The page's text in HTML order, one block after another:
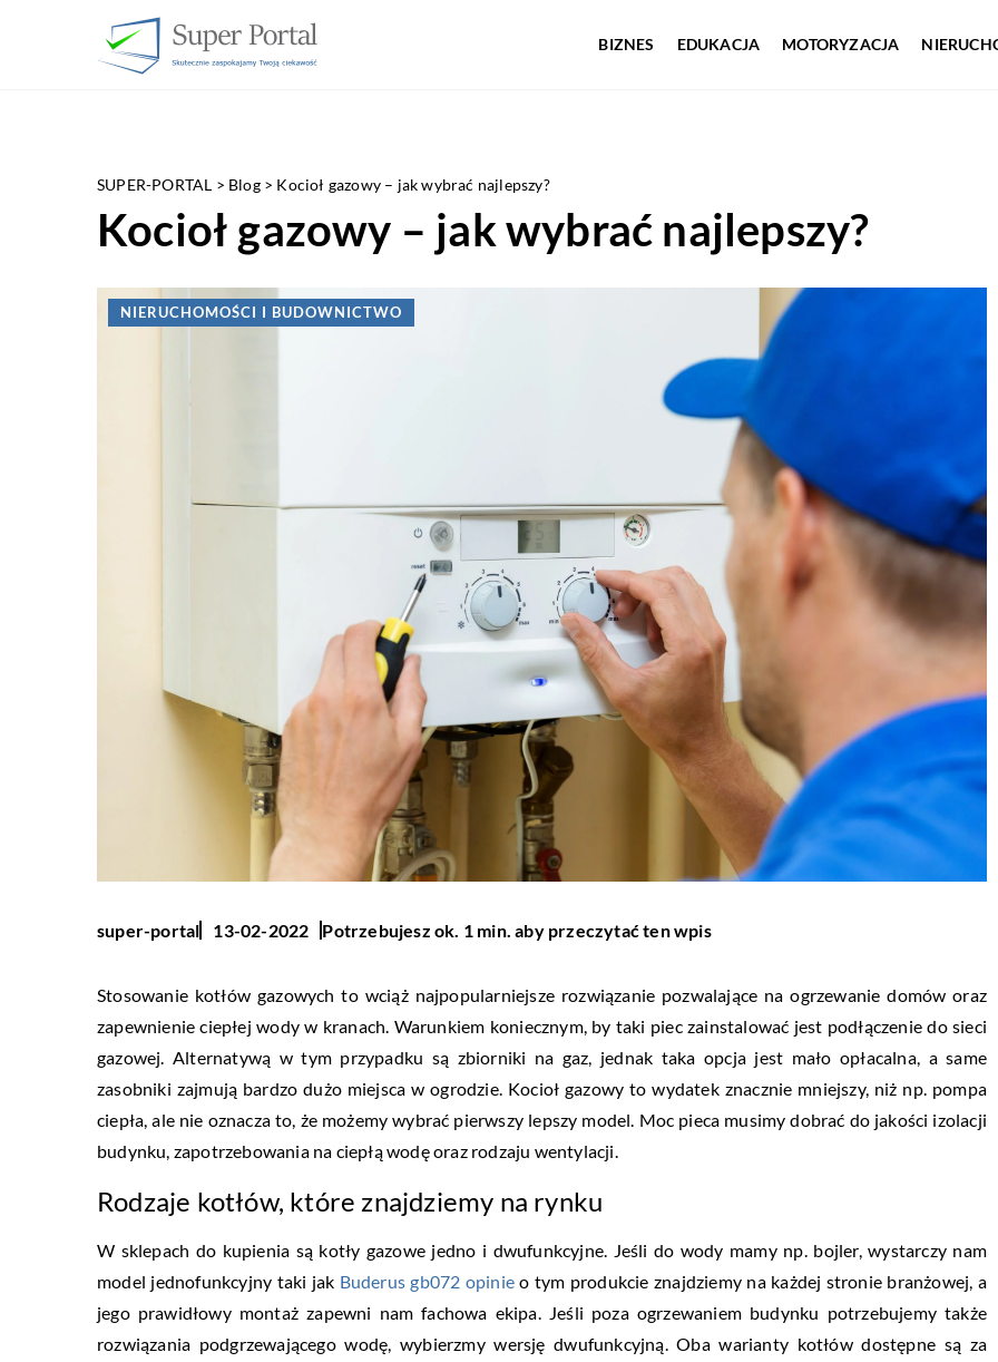
BIZNES EDUKACJA MOTORYZACJA
SUPER-PORTAL > Blog> Kocioł gazowy – jak wybrać najlepszy?
Kocioł gazowy – jak wybrać najlepszy?
NIERUCHOMOŚCI I BUDOWNICTWO
super-portal 13-02-2022 Potrzebujesz ok. 1 min. aby przeczytać ten wpis
Stosowanie kotłów gazowych to wciąż najpopularniejsze rozwiązanie pozwalające na ogrzewanie domów oraz
zapewnienie ciepłej wody w kranach. Warunkiem koniecznym, by taki piec zainstalować jest podłączenie do sieci
gazowej. Alternatywą w tym przypadku są zbiorniki na gaz, jednak taka opcja jest mało opłacalna, a same
zasobniki zajmują bardzo dużo miejsca w ogrodzie. Kocioł gazowy to wydatek znacznie mniejszy, niż np. pompa
ciepła, ale nie oznacza to, że możemy wybrać pierwszy lepszy model. Moc pieca musimy dobrać do jakości izolacji
budynku, zapotrzebowania na ciepłą wodę oraz rodzaju wentylacji.
Rodzaje kotłów, które znajdziemy na rynku
W sklepach do kupienia są kotły gazowe jedno i dwufunkcyjne. Jeśli do wody mamy np. bojler, wystarczy nam
model jednofunkcyjny taki jak Buderus gb072 opinieo tym produkcie znajdziemy na każdej stronie branżowej, a
jego prawidłowy montaż zapewni nam fachowa ekipa. Jeśli poza ogrzewaniem budynku potrzebujemy także
rozwiązania podgrzewającego wodę, wybierzmy wersję dwufunkcyjną. Oba warianty kotłów dostępne są za